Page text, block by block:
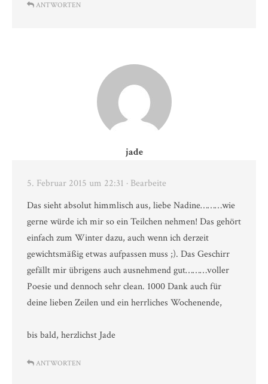
ANTWORTEN
jade
5. Februar 2015 um 22:31 · Bearbeite
Das sieht absolut himmlisch aus, liebe Nadine………wie
gerne würde ich mir so ein Teilchen nehmen! Das gehört
einfach zum Winter dazu, auch wenn ich derzeit
gewichtsmäßig etwas aufpassen muss ;). Das Geschirr
gefällt mir übrigens auch ausnehmend gut………voller
Poesie und dennoch sehr clean. 1000 Dank auch für
deine lieben Zeilen und ein herrliches Wochenende,
bis bald, herzlichst Jade
ANTWORTEN